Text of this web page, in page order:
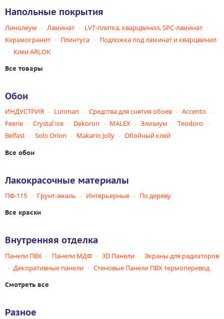
Напольные покрытия
Линолеум Ламинат
LVT-плитка, кварцвинил, SPC-ламинат
Керамогранит
Плинтуса
Подложка под ламинат и кварцвинил
Клеи ARLOK
Все товары
Обои
ИНДУСТРИЯ Lunman Средства для снятия обоев
Accento
Feerie
Crystal Ice Dekoron MALEX Элизиум
Teodoro
Belfast
Solo Orion Makario Jolly Обойный клей
Все обои
Лакокрасочные материалы
ПФ-115 Грунт-эмаль Интерьерные По дереву
Все краски
Внутренняя отделка
Панели ПВХ Панели МДФ 3D Панели
Экраны для радиаторов
Декоративные панели
Стеновые Панели ПВХ термоперевод
Смотреть все
Разное